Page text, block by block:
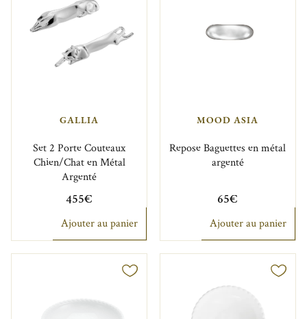
GALLIA
Set 2 Porte Couteaux
Chien/Chat en Métal
Argenté
455€
Ajouter au panier
MOOD ASIA
Repose Baguettes en métal
argenté
65€
Ajouter au panier